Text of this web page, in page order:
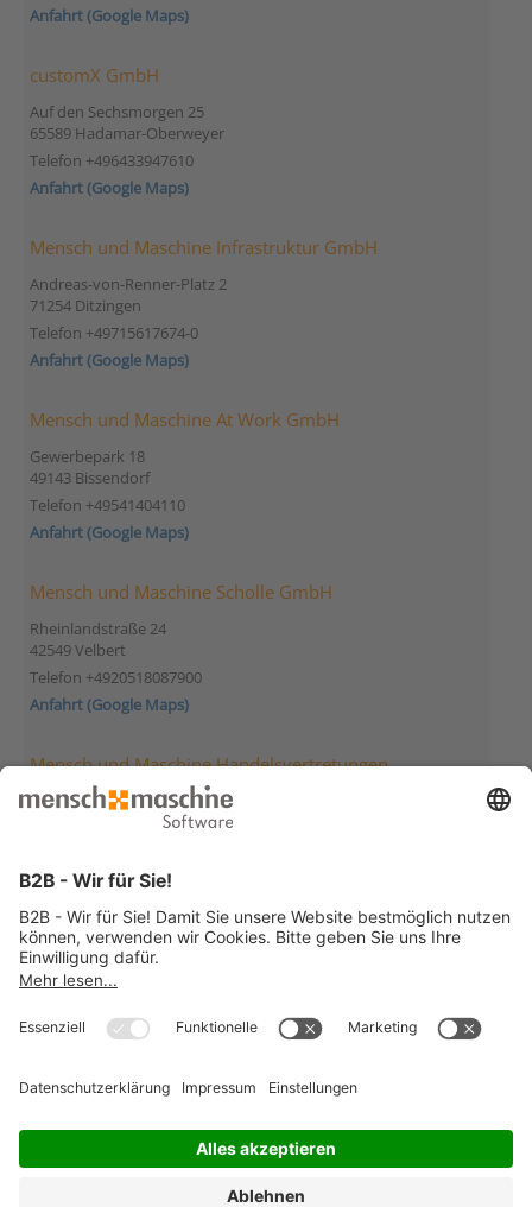
Anfahrt (Google Maps)
customX GmbH
Auf den Sechsmorgen 25
65589 Hadamar-Oberweyer
Telefon +496433947610
Anfahrt (Google Maps)
Mensch und Maschine Infrastruktur GmbH
Andreas-von-Renner-Platz 2
71254 Ditzingen
Telefon +49715617674-0
Anfahrt (Google Maps)
Mensch und Maschine At Work GmbH
Gewerbepark 18
49143 Bissendorf
Telefon +49541404110
Anfahrt (Google Maps)
Mensch und Maschine Scholle GmbH
Rheinlandstraße 24
42549 Velbert
Telefon +4920518087900
Anfahrt (Google Maps)
Mensch und Maschine Handelsvertretungen
Mensch und Maschine Deutschland
Handelsvertretung Berlin
Telefon +49307895980
Anfahrt (Google Maps)
Mensch und Maschine Deutschland
Handelsvertretung Hockenheim
Wilhelm-Maybach-Str. 13
Telefon +4962052923874